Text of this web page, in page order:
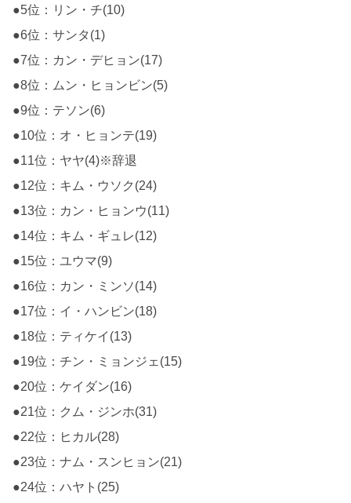
●5位：リン・チ(10)
●6位：サンタ(1)
●7位：カン・デヒョン(17)
●8位：ムン・ヒョンビン(5)
●9位：テソン(6)
●10位：オ・ヒョンテ(19)
●11位：ヤヤ(4)※辞退
●12位：キム・ウソク(24)
●13位：カン・ヒョンウ(11)
●14位：キム・ギュレ(12)
●15位：ユウマ(9)
●16位：カン・ミンソ(14)
●17位：イ・ハンビン(18)
●18位：ティケイ(13)
●19位：チン・ミョンジェ(15)
●20位：ケイダン(16)
●21位：クム・ジンホ(31)
●22位：ヒカル(28)
●23位：ナム・スンヒョン(21)
●24位：ハヤト(25)